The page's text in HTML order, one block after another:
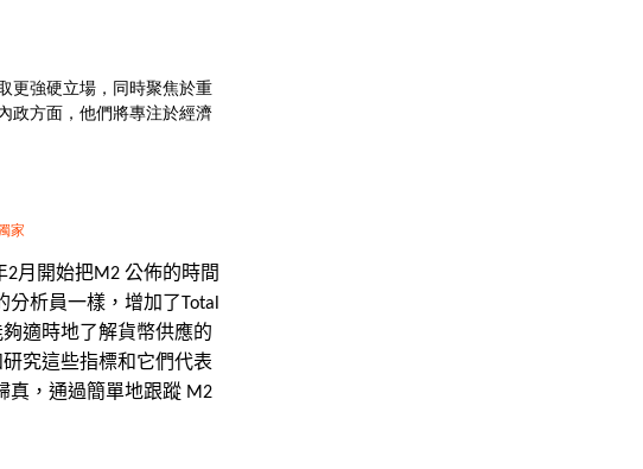
更強硬立場，同時聚焦於重
政方面，他們將專注於經濟
家
2月開始把M2 公佈的時間
分析員一樣，增加了Total
適時地了解貨幣供應的
究這些指標和它們代表
真，通過簡單地跟蹤 M2